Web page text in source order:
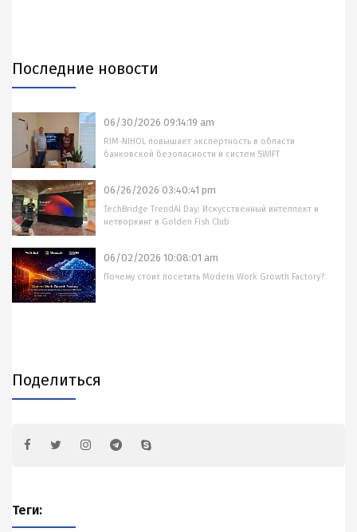
Последние новости
06/30/2026 09:14:19 am
RIM-NIHOL повышает экспертность в области
банковской безопасности и систем SWIFT
06/26/2026 03:40:41 pm
TechBridge TrendAI Day: Искусственный интеллект и
нетворкинг в Golden Fish Club
06/02/2026 10:08:01 am
Почему стоит посетить Modern Work Growth Factory?
Поделиться
Теги: